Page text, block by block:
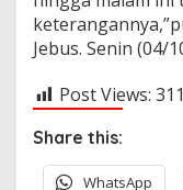
Jebus. Senin (04/
Post Views: 311
Share this:
WhatsApp